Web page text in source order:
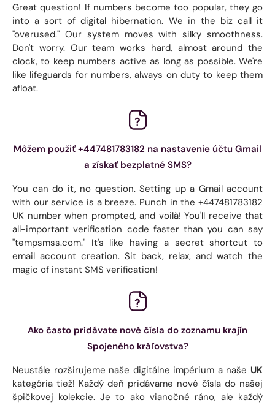
Great question! If numbers become too popular, they go
into a sort of digital hibernation. We in the biz call it
"overused." Our system moves with silky smoothness.
Don't worry. Our team works hard, almost around the
clock, to keep numbers active as long as possible. We're
like lifeguards for numbers, always on duty to keep them
afloat.
Môžem použiť +447481783182 na nastavenie účtu Gmail
a získať bezplatné SMS?
You can do it, no question. Setting up a Gmail account
with our service is a breeze. Punch in the +447481783182
UK number when prompted, and voilà! You'll receive that
all-important verification code faster than you can say
"tempsmss.com." It's like having a secret shortcut to
email account creation. Sit back, relax, and watch the
magic of instant SMS verification!
Ako často pridávate nové čísla do zoznamu krajín
Spojeného kráľovstva?
Neustále rozširujeme naše digitálne impérium a naše UK
kategória tiež! Každý deň pridávame nové čísla do našej
špičkovej kolekcie. Je to ako vianočné ráno, ale každý